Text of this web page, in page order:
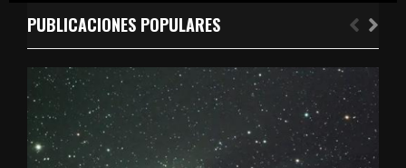
PUBLICACIONES POPULARES